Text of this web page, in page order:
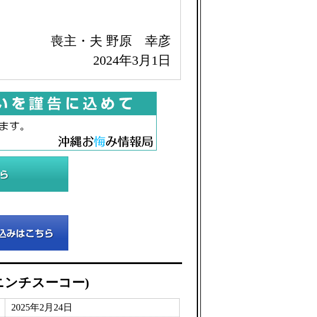
喪主・夫 野原 幸彦
2024年3月1日
ンチスーコー)
2025年2月24日